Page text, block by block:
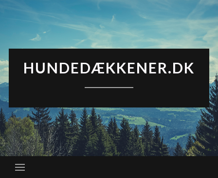
HUNDEDÆKKENER.DK